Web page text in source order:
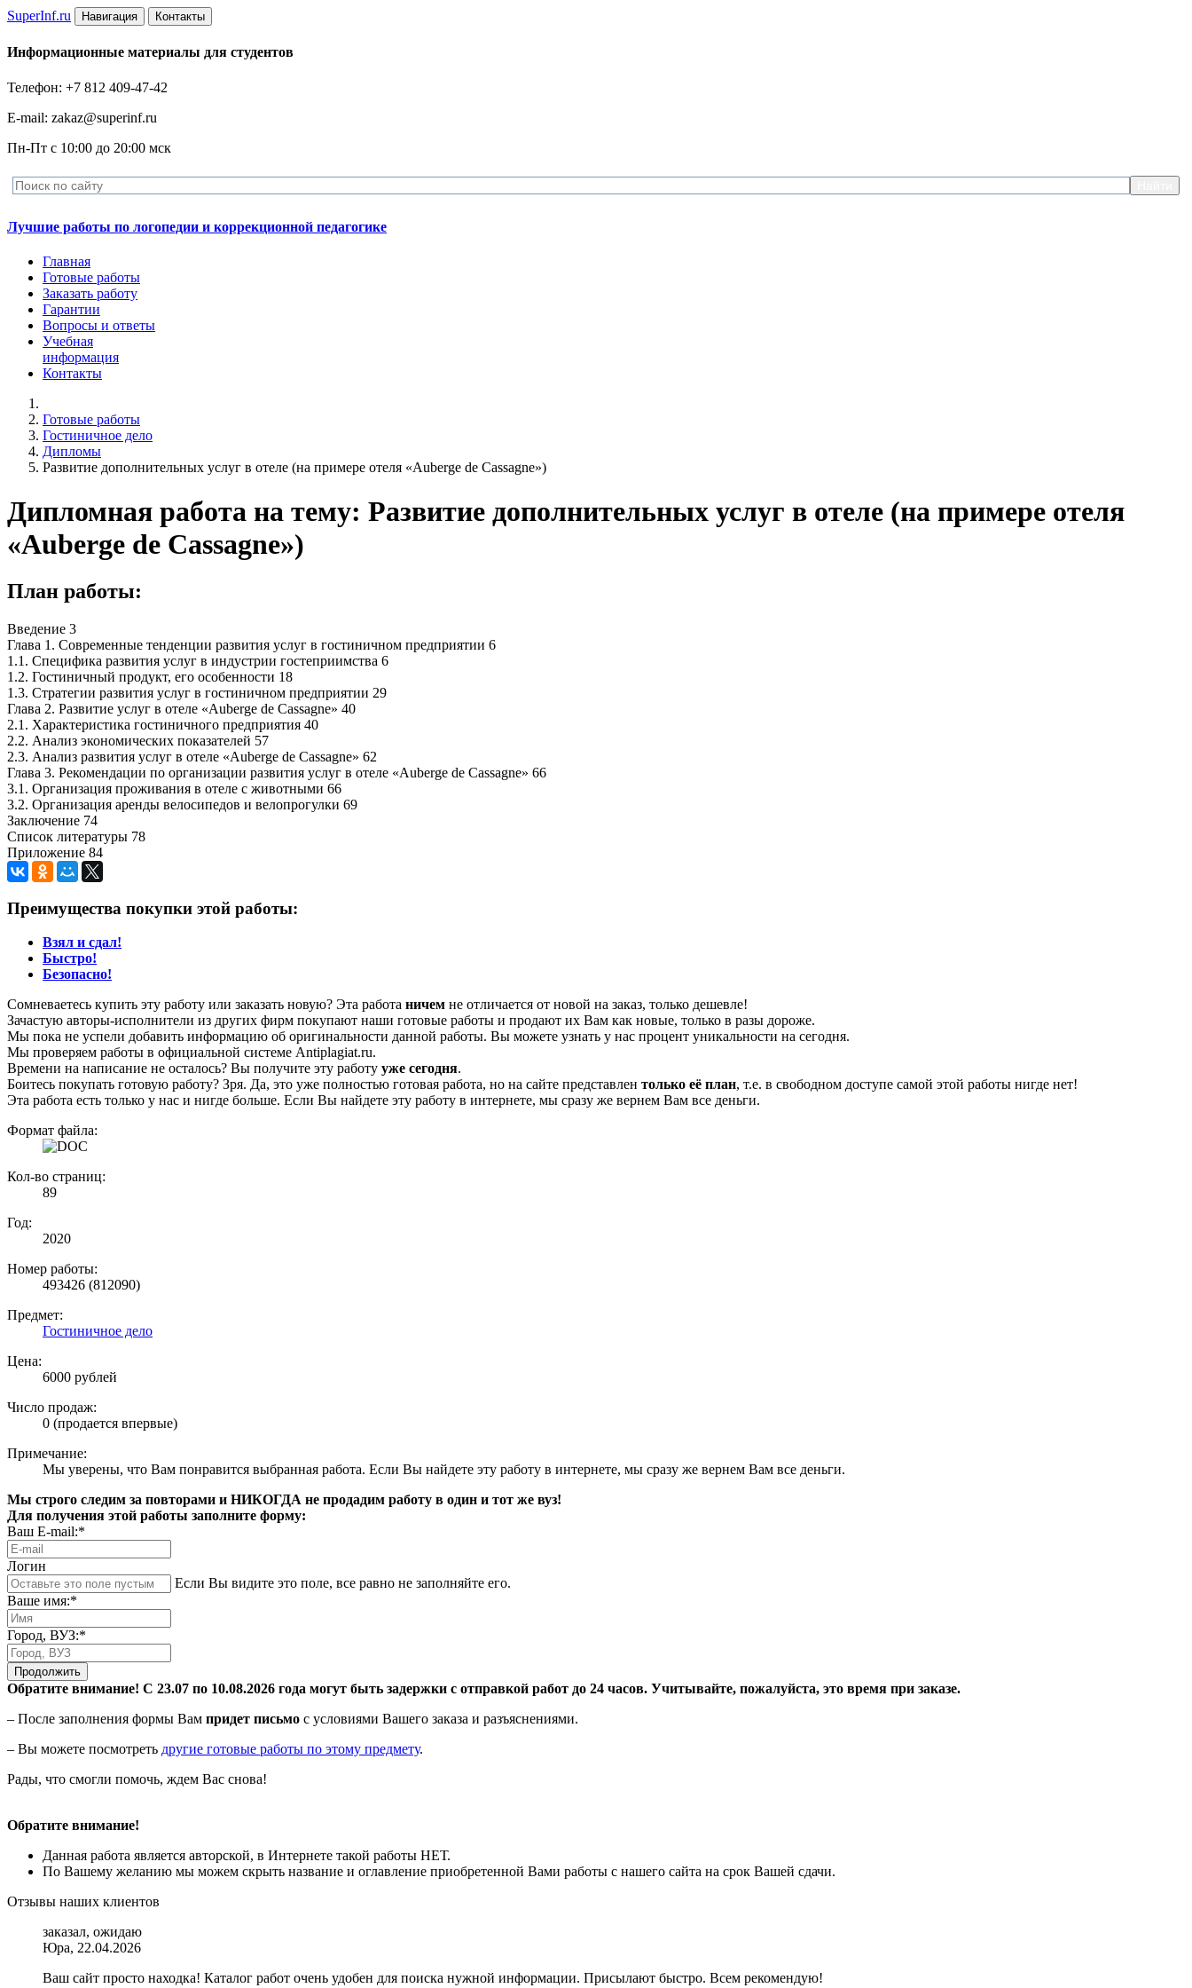
SuperInf.ru Навигация Контакты
Информационные материалы для студентов
Телефон: +7 812 409-47-42
E-mail: zakaz@superinf.ru
Пн-Пт с 10:00 до 20:00 мск
Лучшие работы по логопедии и коррекционной педагогике
Главная
Готовые работы
Заказать работу
Гарантии
Вопросы и ответы
Учебная
информация
Контакты
Готовые работы
Гостиничное дело
Дипломы
Развитие дополнительных услуг в отеле (на примере отеля «Auberge de Cassagne»)
Дипломная работа на тему: Развитие дополнительных услуг в отеле (на примере отеля
«Auberge de Cassagne»)
План работы:
Введение 3
Глава 1. Современные тенденции развития услуг в гостиничном предприятии 6
1.1. Специфика развития услуг в индустрии гостеприимства 6
1.2. Гостиничный продукт, его особенности 18
1.3. Стратегии развития услуг в гостиничном предприятии 29
Глава 2. Развитие услуг в отеле «Auberge de Cassagne» 40
2.1. Характеристика гостиничного предприятия 40
2.2. Анализ экономических показателей 57
2.3. Анализ развития услуг в отеле «Auberge de Cassagne» 62
Глава 3. Рекомендации по организации развития услуг в отеле «Auberge de Cassagne» 66
3.1. Организация проживания в отеле с животными 66
3.2. Организация аренды велосипедов и велопрогулки 69
Заключение 74
Список литературы 78
Приложение 84
Преимущества покупки этой работы:
Взял и сдал!
Быстро!
Безопасно!
Сомневаетесь купить эту работу или заказать новую? Эта работа ничем не отличается от новой на заказ, только дешевле!
Зачастую авторы-исполнители из других фирм покупают наши готовые работы и продают их Вам как новые, только в разы дороже.
Мы пока не успели добавить информацию об оригинальности данной работы. Вы можете узнать у нас процент уникальности на сегодня.
Мы проверяем работы в официальной системе Аntiplagiat.ru.
Времени на написание не осталось? Вы получите эту работу уже сегодня.
Боитесь покупать готовую работу? Зря. Да, это уже полностью готовая работа, но на сайте представлен только её план, т.е. в свободном доступе самой этой работы нигде нет!
Эта работа есть только у нас и нигде больше. Если Вы найдете эту работу в интернете, мы сразу же вернем Вам все деньги.
Формат файла:
Кол-во страниц:
89
Год:
2020
Номер работы:
493426 (812090)
Предмет:
Гостиничное дело
Цена:
6000 рублей
Число продаж:
0 (продается впервые)
Примечание:
Мы уверены, что Вам понравится выбранная работа. Если Вы найдете эту работу в интернете, мы сразу же вернем Вам все деньги.
Мы строго следим за повторами и НИКОГДА не продадим работу в один и тот же вуз!
Для получения этой работы заполните форму:
Ваш E-mail:*
Логин
Если Вы видите это поле, все равно не заполняйте его.
Ваше имя:*
Город, ВУЗ:*
Продолжить
Обратите внимание! С 23.07 по 10.08.2026 года могут быть задержки с отправкой работ до 24 часов. Учитывайте, пожалуйста, это время при заказе.
– После заполнения формы Вам придет письмо с условиями Вашего заказа и разъяснениями.
– Вы можете посмотреть другие готовые работы по этому предмету.
Рады, что смогли помочь, ждем Вас снова!
Обратите внимание!
Данная работа является авторской, в Интернете такой работы НЕТ.
По Вашему желанию мы можем скрыть название и оглавление приобретенной Вами работы с нашего сайта на срок Вашей сдачи.
Отзывы наших клиентов
заказал, ожидаю
Юра, 22.04.2026
Ваш сайт просто находка! Каталог работ очень удобен для поиска нужной информации. Присылают быстро. Всем рекомендую!